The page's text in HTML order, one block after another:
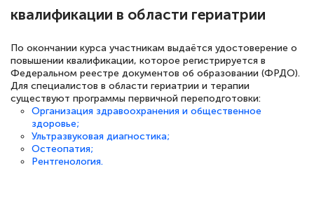
Оставила заявку на обучение онлайн, мне
быстро ответили, разъяснили все детали.
Обучение понравилось: огромное
количество тематической литературы,
пособий и учебников доступно на время
прохождения курса, удобная система
аттестации, проблем не возникло ни на
каком этапе…
квалификации в области гериатрии
По окончании курса участникам выдаётся удостоверение о
повышении квалификации, которое регистрируется в
Федеральном реестре документов об образовании (ФРДО).
Для специалистов в области гериатрии и терапии
существуют программы первичной переподготовки:
Организация здравоохранения и общественное
здоровье;
Ультразвуковая диагностика;
Остеопатия;
Рентгенология.